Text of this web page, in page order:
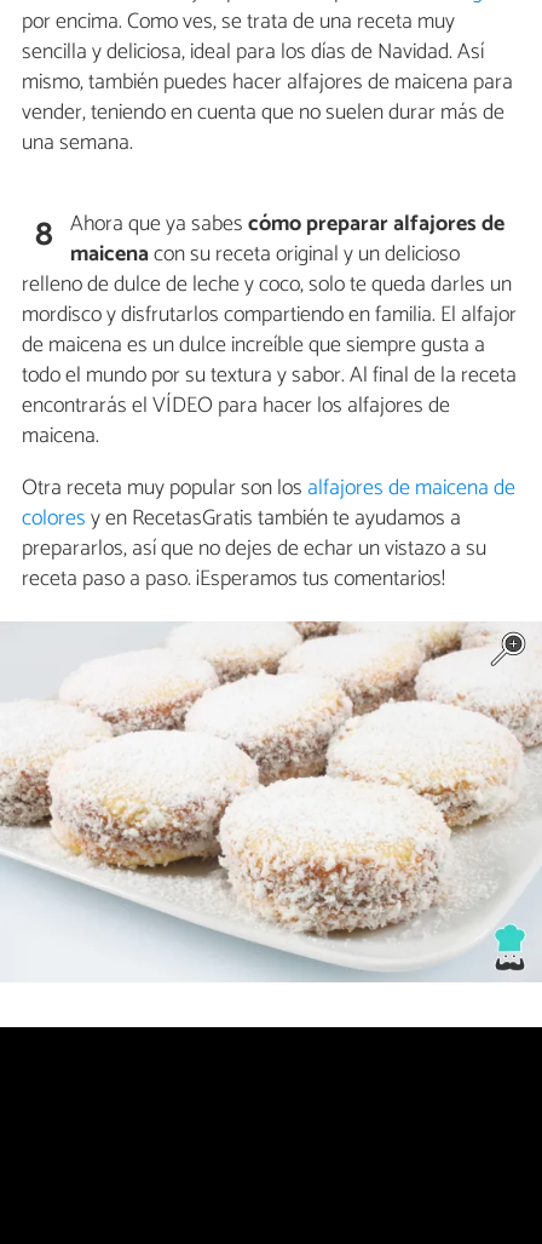
por encima. Como ves, se trata de una receta muy
sencilla y deliciosa, ideal para los días de Navidad. Así
mismo, también puedes hacer alfajores de maicena para
vender, teniendo en cuenta que no suelen durar más de
una semana.
8 Ahora que ya sabescómo preparar alfajores de
maicenacon su receta original y un delicioso
relleno de dulce de leche y coco, solo te queda darles un
mordisco y disfrutarlos compartiendo en familia. El alfajor
de maicena es un dulce increíble que siempre gusta a
todo el mundo por su textura y sabor. Al final de la receta
encontrarás el VÍDEO para hacer los alfajores de
maicena.
Otra receta muy popular son los alfajores de maicena de
coloresy en RecetasGratis también te ayudamos a
prepararlos, así que no dejes de echar un vistazo a su
receta paso a paso. ¡Esperamos tus comentarios!